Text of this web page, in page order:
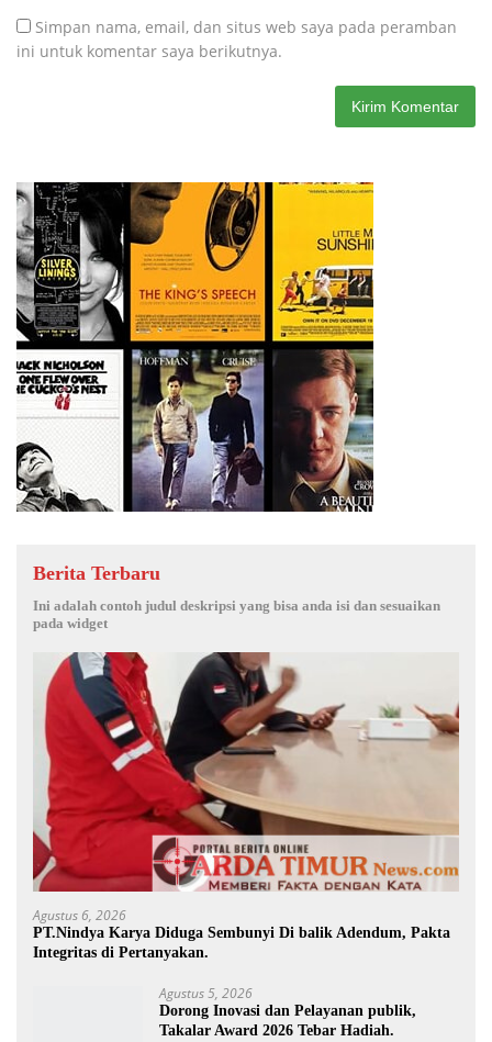
Simpan nama, email, dan situs web saya pada peramban
ini untuk komentar saya berikutnya.
Berita Terbaru
Ini adalah contoh judul deskripsi yang bisa anda isi dan sesuaikan
pada widget
Agustus 6, 2026
PT.Nindya Karya Diduga Sembunyi Di balik Adendum, Pakta
Integritas di Pertanyakan.
Agustus 5, 2026
Dorong Inovasi dan Pelayanan publik,
Takalar Award 2026 Tebar Hadiah.